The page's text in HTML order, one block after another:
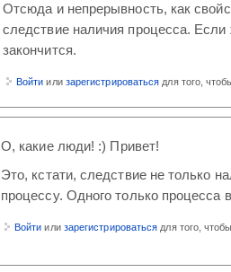
Отсюда и непрерывность, как
следствие наличия процесса.
закончится.
Войти или зарегистрироваться для того,
О, какие люди! :) Привет!
Это, кстати, следствие не только
процессу. Одного только процесса
Войти или зарегистрироваться для того,